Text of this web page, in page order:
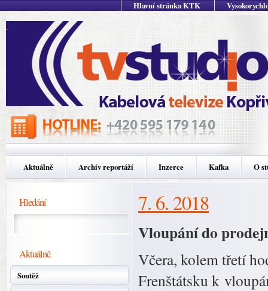
Hlavní stránka KTK
Aktuálně Archív reportáží Inzerce Kafka O
Hledání
Aktuálně
Soutěž
7. 6. 2018
Vloupání do
Včera, kolem třetí
Frenštátsku k